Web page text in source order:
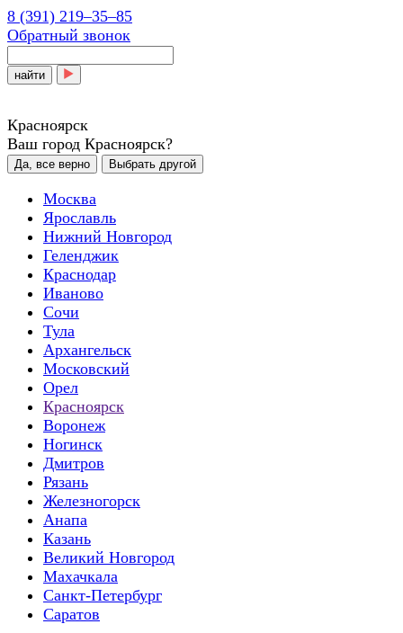
8 (391) 219‒35‒85
Обратный звонок
найти
Красноярск
Ваш город Красноярск?
Да, все верно Выбрать другой
Москва
Ярославль
Нижний Новгород
Геленджик
Краснодар
Иваново
Сочи
Тула
Архангельск
Московский
Орел
Красноярск
Воронеж
Ногинск
Дмитров
Рязань
Железногорск
Анапа
Казань
Великий Новгород
Махачкала
Санкт-Петербург
Саратов